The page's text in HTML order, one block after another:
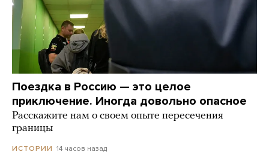
Поездка в Россию — это целое
приключение. Иногда довольно опасное
Расскажите нам о своем опыте пересечения
границы
ИСТОРИИ 14 часов назад